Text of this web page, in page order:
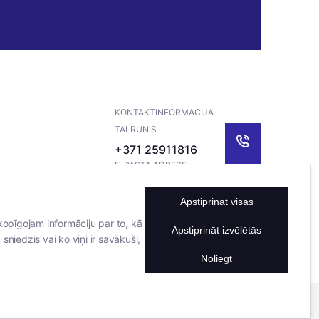
KONTAKTINFORMĀCIJA
TĀLRUNIS
+371 25911816
E-PASTA ADRESE
info@bertasnams.lv
informāciju par to, kā
vai ko viņi ir savākuši,
Apstiprināt visas
Apstiprināt izvēlētās
Noliegt